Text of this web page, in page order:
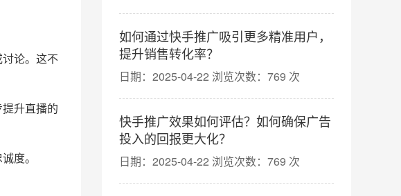
如何通过快手推广吸引更多精准用户，
提升销售转化率？
日期：2025-04-22 浏览次数：769 次
快手推广效果如何评估？如何确保广告
投入的回报更大化？
日期：2025-04-22 浏览次数：769 次
论。这不
升直播的
度。